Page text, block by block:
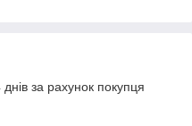
за рахунок покупця